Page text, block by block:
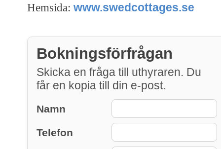
Hemsida: www.swedcottages.se
Bokningsförfrågan
Skicka en fråga till uthyraren. Du
får en kopia till din e-post.
Namn
Telefon